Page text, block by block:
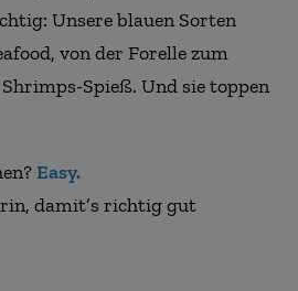
Unsere blauen Sorten
von der Forelle zum
Spieß. Und sie toppen
Easy.
damit’s richtig gut